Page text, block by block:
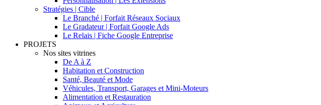
Stratégies | Cible
Le Branché | Forfait Réseaux Sociaux
Le Gradateur | Forfait Google Ads
Le Relais | Fiche Google Entreprise
PROJETS
Nos sites vitrines
De A à Z
Habitation et Construction
Santé, Beauté et Mode
Véhicules, Transport, Garages et Mini-Moteurs
Alimentation et Restauration